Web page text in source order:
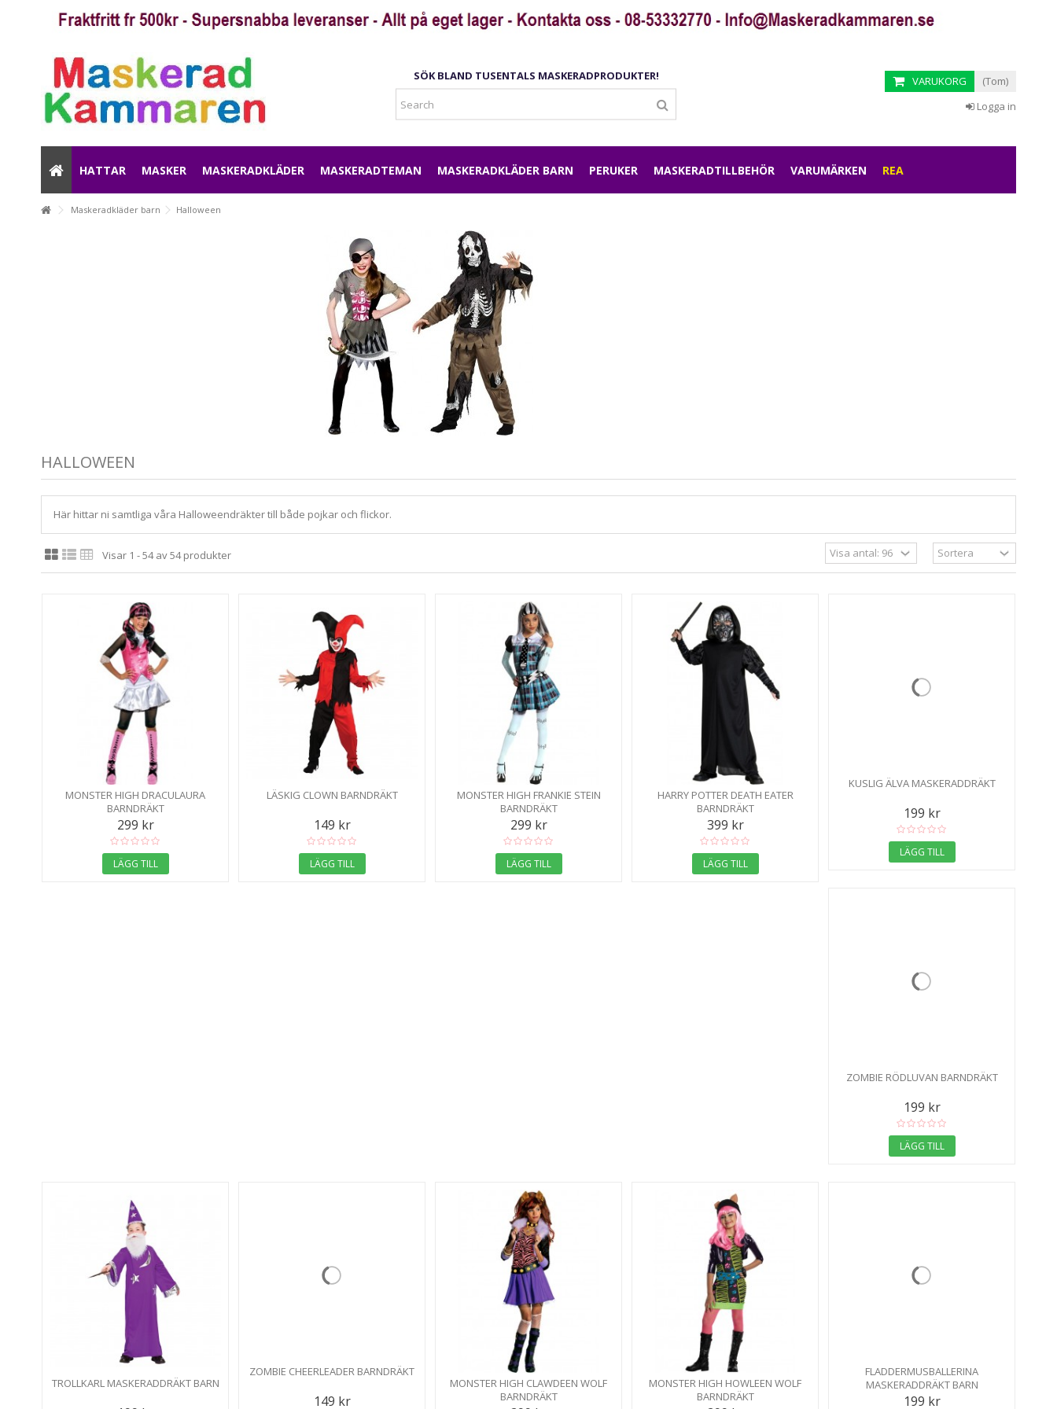
SÖK BLAND TUSENTALS MASKERADPRODUKTER! VARUKORG
(Tom)
Logga in
HATTAR MASKER MASKERADKLÄDER MASKERADTEMAN MASKERADKLÄDER BARN PERUKER MASKERADTILLBEHÖR VARUMÄRKEN REA
Maskeradkläder barn Halloween
HALLOWEEN
Här hittar ni samtliga våra Halloweendräkter till både pojkar och flickor.
Visar 1 - 54 av 54 produkter
MONSTER HIGH DRACULAURA
BARNDRÄKT
299 kr
LÄGG TILL
LÄSKIG CLOWN BARNDRÄKT
149 kr
LÄGG TILL
MONSTER HIGH FRANKIE STEIN
BARNDRÄKT
299 kr
LÄGG TILL
HARRY POTTER DEATH EATER
BARNDRÄKT
399 kr
LÄGG TILL
KUSLIG ÄLVA MASKERADDRÄKT
199 kr
LÄGG TILL
ZOMBIE RÖDLUVAN BARNDRÄKT
199 kr
LÄGG TILL
TROLLKARL MASKERADDRÄKT BARN
ZOMBIE CHEERLEADER BARNDRÄKT
149 kr
MONSTER HIGH CLAWDEEN WOLF
BARNDRÄKT
MONSTER HIGH HOWLEEN WOLF
BARNDRÄKT
FLADDERMUSBALLERINA
MASKERADDRÄKT BARN
199 kr